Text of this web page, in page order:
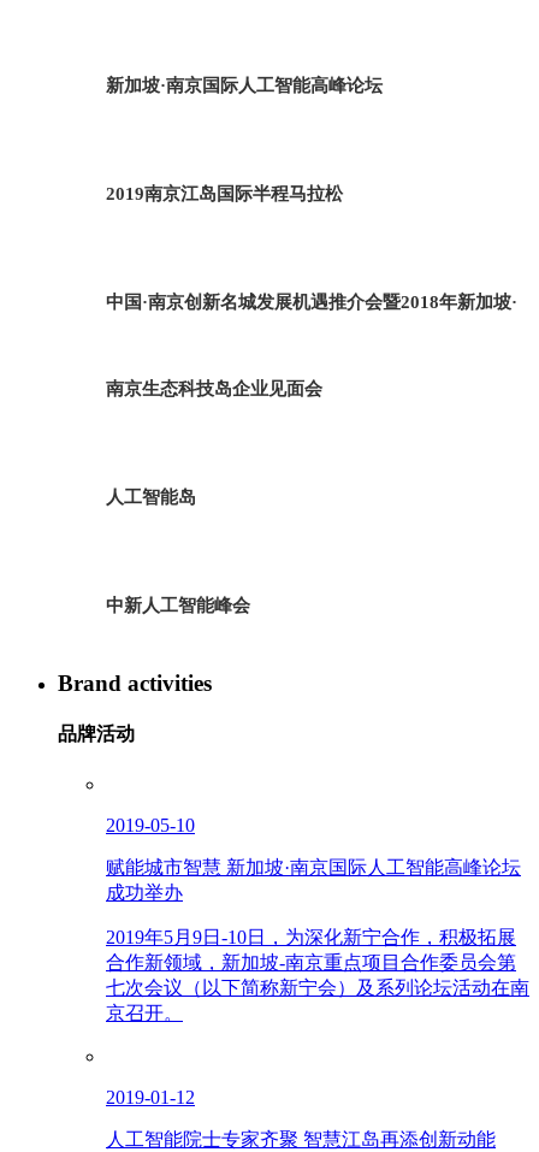
新加坡·南京国际人工智能高峰论坛
2019南京江岛国际半程马拉松
中国·南京创新名城发展机遇推介会暨2018年新加坡·
南京生态科技岛企业见面会
人工智能岛
中新人工智能峰会
Brand activities
品牌活动
2019-05-10
赋能城市智慧 新加坡·南京国际人工智能高峰论坛
成功举办
2019年5月9日-10日，为深化新宁合作，积极拓展
合作新领域，新加坡-南京重点项目合作委员会第
七次会议（以下简称新宁会）及系列论坛活动在南
京召开。
2019-01-12
人工智能院士专家齐聚 智慧江岛再添创新动能